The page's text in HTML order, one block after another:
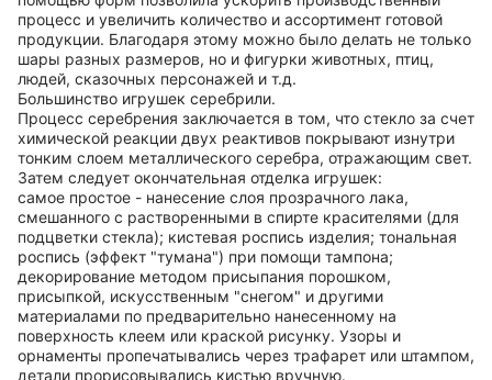
процесс и увеличить количество и ассортимент готовой
продукции. Благодаря этому можно было делать не только
шары разных размеров, но и фигурки животных, птиц,
людей, сказочных персонажей и т.д.
Большинство игрушек серебрили.
Процесс серебрения заключается в том, что стекло за счет
химической реакции двух реактивов покрывают изнутри
тонким слоем металлического серебра, отражающим свет.
Затем следует окончательная отделка игрушек:
самое простое - нанесение слоя прозрачного лака,
смешанного с растворенными в спирте красителями (для
подцветки стекла); кистевая роспись изделия; тональная
роспись (эффект "тумана") при помощи тампона;
декорирование методом присыпания порошком,
присыпкой, искусственным "снегом" и другими
материалами по предварительно нанесенному на
поверхность клеем или краской рисунку. Узоры и
орнаменты пропечатывались через трафарет или штампом,
детали прорисовывались кистью вручную.